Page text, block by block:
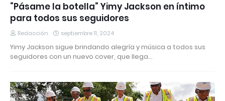
“Pásame la botella” Yimy Jackson en íntimo
para todos sus seguidores
Redacción septiembre 11, 2024
Yimy Jackson sigue brindando alegría y música a todos sus
seguidores con un nuevo cover, que llega…